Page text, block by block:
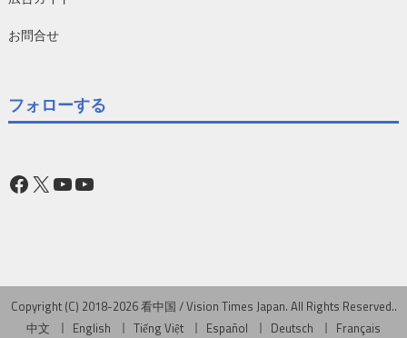
お問合せ
フォローする
Facebook
X YouTube
YouTube
Copyright (C) 2018-2026 看中国 / Vision Times Japan. All Rights Reserved..
中文
English Tiếng Việt Español Deutsch Français